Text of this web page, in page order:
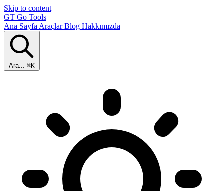
Skip to content
GT Go Tools
Ana Sayfa AraçlarBlog Hakkımızda
Ara... ⌘K